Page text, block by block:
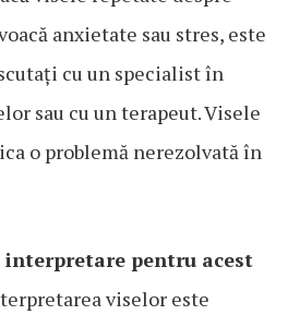
anxietate sau stres, este
cu un specialist în
sau cu un terapeut. Visele
o problemă nerezolvată în
interpretare pentru acest
viselor este